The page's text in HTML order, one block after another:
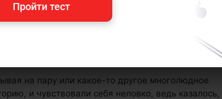
на пару или какое-то другое многолюдное
и чувствовали себя неловко, ведь казалось,
Пройти тест